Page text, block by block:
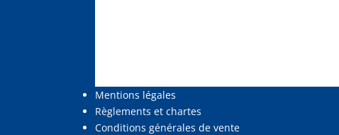
Mentions légales
Règlements et chartes
Conditions générales de vente